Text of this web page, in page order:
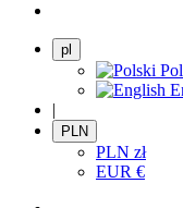
pl
|
PLN
PLN zł
EUR €